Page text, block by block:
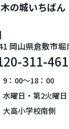
の城いちばん
岡山県倉敷市
311-461
9：00〜18：00
水曜日・第2火曜
大高小学校南側